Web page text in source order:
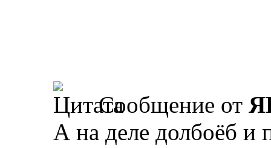
Сообщение от
А на деле долбоёб и